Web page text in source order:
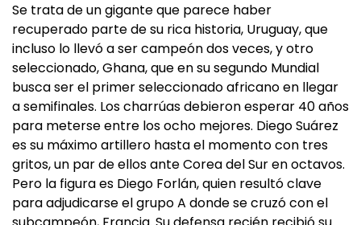
Se trata de un gigante que parece haber
recuperado parte de su rica historia, Uruguay, que
incluso lo llevó a ser campeón dos veces, y otro
seleccionado, Ghana, que en su segundo Mundial
busca ser el primer seleccionado africano en llegar
a semifinales. Los charrúas debieron esperar 40 años
para meterse entre los ocho mejores. Diego Suárez
es su máximo artillero hasta el momento con tres
gritos, un par de ellos ante Corea del Sur en octavos.
Pero la figura es Diego Forlán, quien resultó clave
para adjudicarse el grupo A donde se cruzó con el